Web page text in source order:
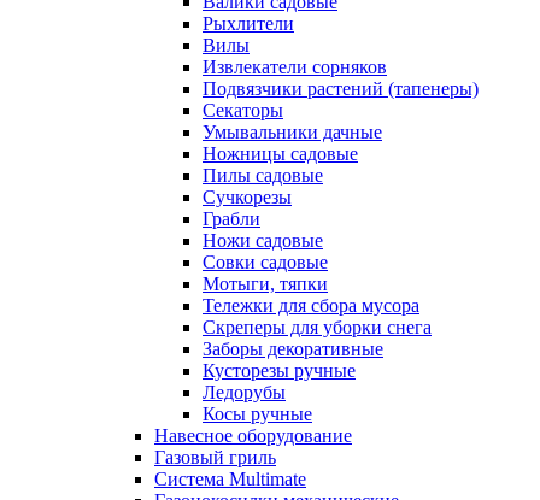
Рыхлители
Вилы
Извлекатели сорняков
Подвязчики растений (тапенеры)
Секаторы
Умывальники дачные
Ножницы садовые
Пилы садовые
Сучкорезы
Грабли
Ножи садовые
Совки садовые
Мотыги, тяпки
Тележки для сбора мусора
Скреперы для уборки снега
Заборы декоративные
Кусторезы ручные
Ледорубы
Косы ручные
Навесное оборудование
Газовый гриль
Система Multimate